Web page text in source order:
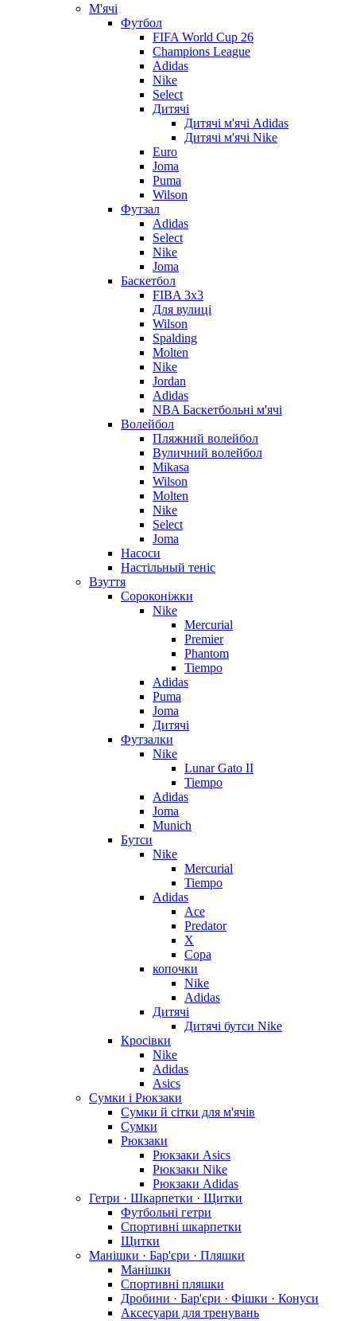
М'ячі
Футбол
FIFA World Cup 26
Champions League
Adidas
Nike
Select
Дитячі
Дитячі м'ячі Adidas
Дитячі м'ячі Nike
Euro
Joma
Puma
Wilson
Футзал
Adidas
Select
Nike
Joma
Баскетбол
FIBA 3x3
Для вулиці
Wilson
Spalding
Molten
Nike
Jordan
Adidas
NBA Баскетбольні м'ячі
Волейбол
Пляжний волейбол
Вуличний волейбол
Mikasa
Wilson
Molten
Nike
Select
Joma
Насоси
Настільный теніс
Взуття
Сороконіжки
Nike
Mercurial
Premier
Phantom
Tiempo
Adidas
Puma
Joma
Дитячі
Футзалки
Nike
Lunar Gato II
Tiempo
Adidas
Joma
Munich
Бутси
Nike
Mercurial
Tiempo
Adidas
Ace
Predator
X
Copa
копочки
Nike
Adidas
Дитячі
Дитячі бутси Nike
Кросівки
Nike
Adidas
Asics
Сумки і Рюкзаки
Сумки й сітки для м'ячів
Сумки
Рюкзаки
Рюкзаки Asics
Рюкзаки Nike
Рюкзаки Adidas
Гетри · Шкарпетки · Щитки
Футбольні гетри
Спортивні шкарпетки
Щитки
Манішки · Бар'єри · Пляшки
Манішки
Спортивні пляшки
Дробини · Бар'єри · Фішки · Конуси
Аксесуари для тренувань